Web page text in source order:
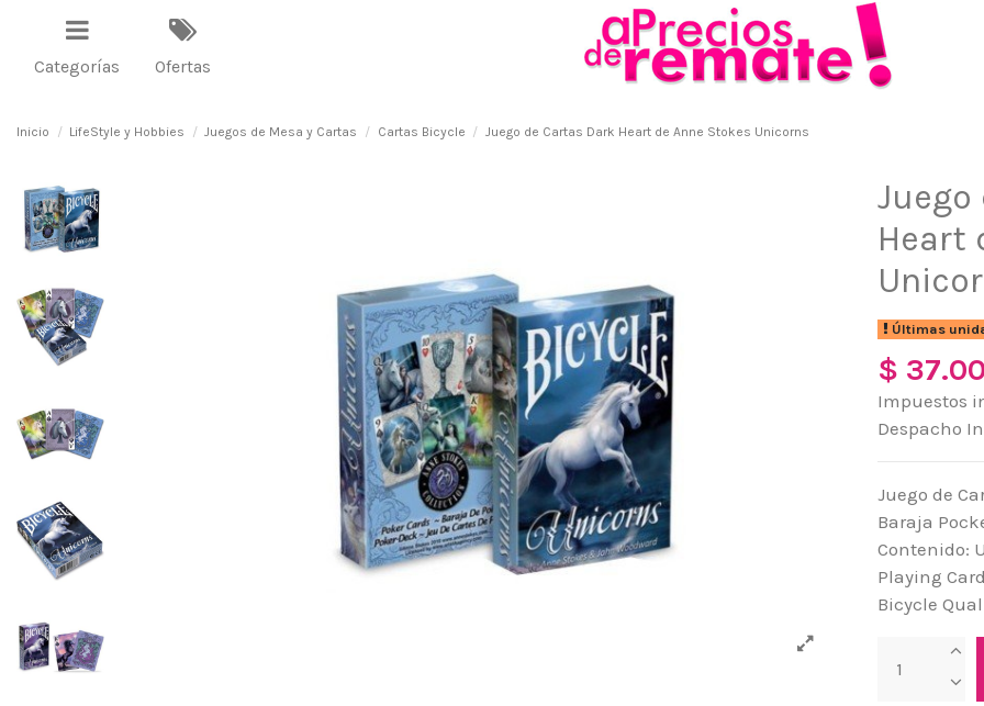
Categorías Ofertas
Inicio LifeStyle y Hobbies Juegos de Mesa y Cartas Cartas Bicycle Juego de Cartas Dark Heart de Anne Stokes Unicorns
Juego
Heart
Últimas
$
Impuestos
Despacho
Juego de
Baraja
Contenido:
Playing
Bicycle